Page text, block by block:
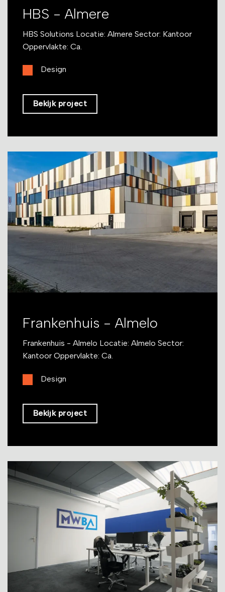
HBS - Almere
HBS Solutions Locatie: Almere Sector: Kantoor
Oppervlakte: Ca.
Design
Bekijk project
Frankenhuis - Almelo
Frankenhuis - Almelo Locatie: Almelo Sector:
Kantoor Oppervlakte: Ca.
Design
Bekijk project